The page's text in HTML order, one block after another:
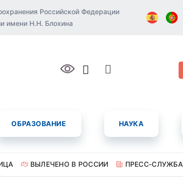
Российской Федерации
имени Н.Н. Блохина
ОБРАЗОВАНИЕ НАУКА
ВЫЛЕЧЕНО В РОССИИ ПРЕСС-СЛУЖБА